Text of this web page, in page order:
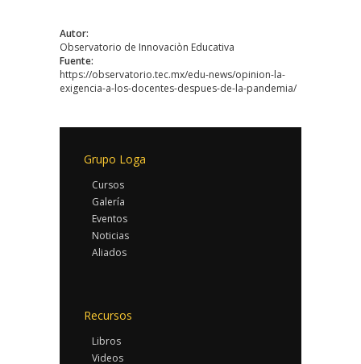
Autor:
Observatorio de Innovaciòn Educativa
Fuente:
https://observatorio.tec.mx/edu-news/opinion-la-
exigencia-a-los-docentes-despues-de-la-pandemia/
Grupo Loga
Cursos
Galería
Eventos
Noticias
Aliados
Recursos
Libros
Videos